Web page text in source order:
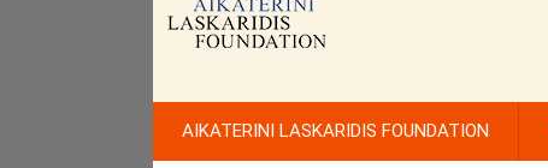
AIKATERINI LASKARIDIS FOUNDATION